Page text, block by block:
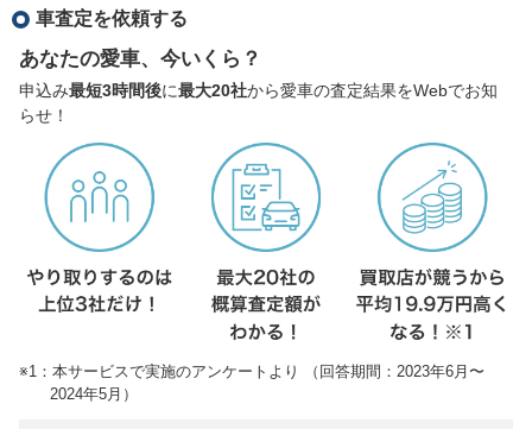
車査定を依頼する
あなたの愛車、今いくら？
申込み最短3時間後に最大20社から愛車の査定結果をWebでお知
らせ！
※1：本サービスで実施のアンケートより （回答期間：2023年6月〜
2024年5月）